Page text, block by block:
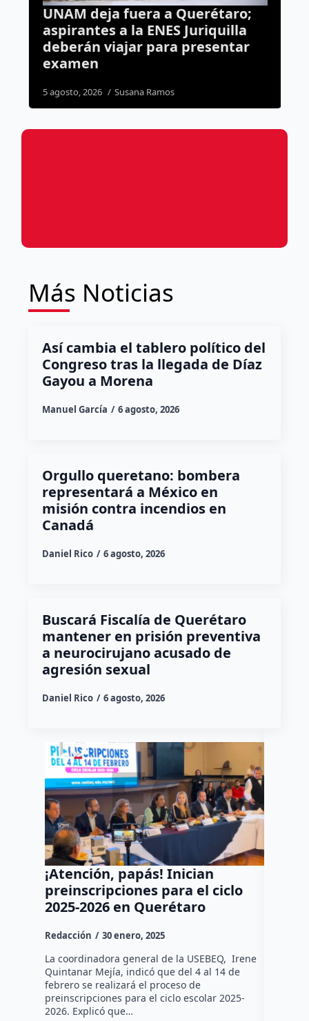
UNAM deja fuera a Querétaro;
aspirantes a la ENES Juriquilla
deberán viajar para presentar
examen
5 agosto, 2026 Susana Ramos
Más Noticias
Así cambia el tablero político del
Congreso tras la llegada de Díaz
Gayou a Morena
Manuel García 6 agosto, 2026
Orgullo queretano: bombera
representará a México en
misión contra incendios en
Canadá
Daniel Rico 6 agosto, 2026
Buscará Fiscalía de Querétaro
mantener en prisión preventiva
a neurocirujano acusado de
agresión sexual
Daniel Rico 6 agosto, 2026
¡Atención, papás! Inician
preinscripciones para el ciclo
2025-2026 en Querétaro
Redacción 30 enero, 2025
La coordinadora general de la USEBEQ, Irene
Quintanar Mejía, indicó que del 4 al 14 de
febrero se realizará el proceso de
preinscripciones para el ciclo escolar 2025-
2026. Explicó que…